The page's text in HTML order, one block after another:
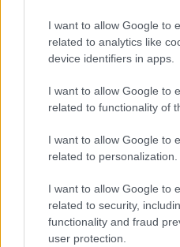
I want to allow Google to
related to analytics like
device identifiers in apps.
I want to allow Google to
related to functionality of
I want to allow Google to
related to personalization.
I want to allow Google to
related to security,
functionality and fraud
user protection.
PEOPLE